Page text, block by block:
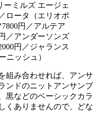
ーミルズ エージェ
ロータ（エリオポ
円／アルテア
／アンダーソンズ
円／ジャランス
ニッシュ）
組み合わせれば、アンサ
ンドのニットアンサンブ
黒などのベーシックカラ
くありませんので、どな